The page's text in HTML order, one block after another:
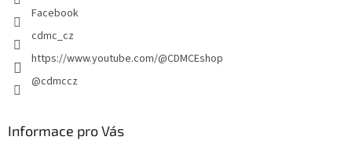
s
Facebook
cdmc_cz
https://www.youtube.com/@CDMCEshop
@cdmccz
Informace pro Vás